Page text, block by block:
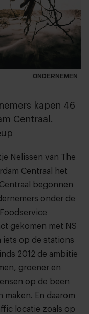
ONDERNEMEN
kapen 46
Centraal.
Nelissen van
The
Centraal het
begonnen
onder de
Foodservice
gekomen met NS
iets op de stations
2012 de ambitie
groener en
op de been
En daarom
locatie zoals op